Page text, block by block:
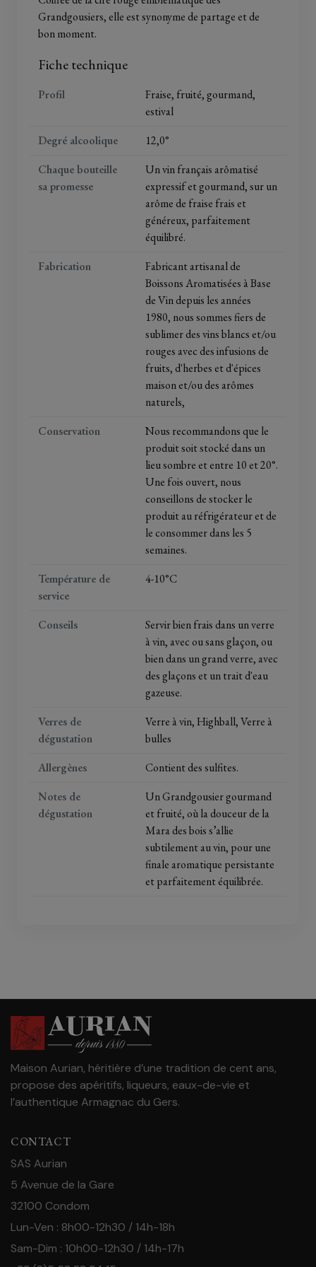
Grandgousiers, elle est synonyme de partage et de
bon moment.
Fiche technique
Profil
Fraise, fruité, gourmand,
estival
Degré alcoolique
12,0°
Chaque bouteille
sa promesse
Un vin français arômatisé
expressif et gourmand, sur un
arôme de fraise frais et
généreux, parfaitement
équilibré.
Fabrication
Fabricant artisanal de
Boissons Aromatisées à Base
de Vin depuis les années
1980, nous sommes fiers de
sublimer des vins blancs et/ou
rouges avec des infusions de
fruits, d'herbes et d'épices
maison et/ou des arômes
naturels,
Conservation
Nous recommandons que le
produit soit stocké dans un
lieu sombre et entre 10 et 20°.
Une fois ouvert, nous
conseillons de stocker le
produit au réfrigérateur et de
le consommer dans les 5
semaines.
Température de
service
4-10°C
Conseils
Servir bien frais dans un verre
à vin, avec ou sans glaçon, ou
bien dans un grand verre, avec
des glaçons et un trait d'eau
gazeuse.
Verres de
dégustation
Verre à vin, Highball, Verre à
bulles
Allergènes
Contient des sulfites.
Notes de
dégustation
Un Grandgousier gourmand
et fruité, où la douceur de la
Mara des bois s’allie
subtilement au vin, pour une
finale aromatique persistante
et parfaitement équilibrée.
Maison Aurian, héritière d’une tradition de cent ans,
propose des apéritifs, liqueurs, eaux-de-vie et
l’authentique Armagnac du Gers.
CONTACT
SAS Aurian
5 Avenue de la Gare
32100 Condom
Lun-Ven : 8h00-12h30 / 14h-18h
Sam-Dim : 10h00-12h30 / 14h-17h